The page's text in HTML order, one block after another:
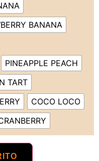
BANANA
PINEAPPLE PEACH
TART
COCO LOCO